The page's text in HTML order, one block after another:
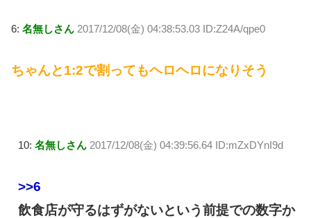
6: 名無しさん 2017/12/08(金) 04:38:53.03 ID:Z24A/qpe0
ちゃんと1:2で割ってもヘロヘロになりそう
10: 名無しさん 2017/12/08(金) 04:39:56.64 ID:mZxDYnI9d
>>6
飲食店が守るはずがないという前提での数字か